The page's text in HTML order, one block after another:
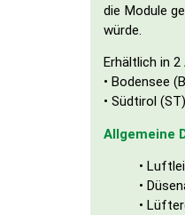
die Module
würde.
Erhältlich in
• Bodensee
• Südtirol (ST)
Allgemeine
•
•
•